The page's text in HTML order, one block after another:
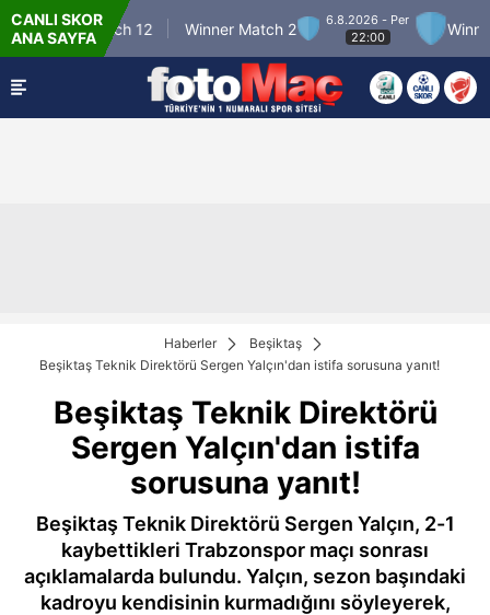
CANLI SKOR
ANA SAYFA
Match 12 Winner Match 2
6.8.2026 - Per
22:00
Winner
Haberler
Beşiktaş
Beşiktaş Teknik Direktörü Sergen Yalçın'dan istifa sorusuna yanıt!
Beşiktaş Teknik Direktörü
Sergen Yalçın'dan istifa
sorusuna yanıt!
Beşiktaş Teknik Direktörü Sergen Yalçın, 2-1
kaybettikleri Trabzonspor maçı sonrası
açıklamalarda bulundu. Yalçın, sezon başındaki
kadroyu kendisinin kurmadığını söyleyerek,